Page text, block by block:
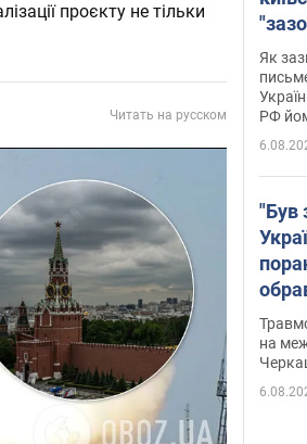
проєкту не тільки
Читать на русском
Як
РФ
"Був
Фото
на